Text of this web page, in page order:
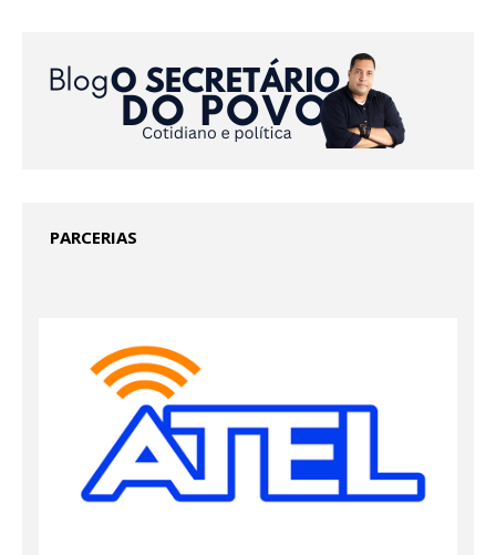
PARCERIAS